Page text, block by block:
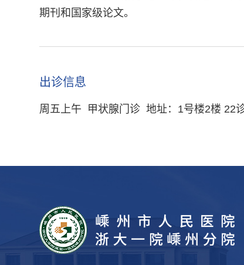
期刊和国家级论文。
出诊信息
周五上午 甲状腺门诊 地址：1号楼2楼 22